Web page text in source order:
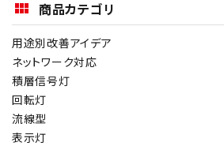
製品選定の仕方
ガイドライン
パトライトカタログ
商品カテゴリ
用途別改善アイデア
ネットワーク対応
積層信号灯
回転灯
流線型
表示灯